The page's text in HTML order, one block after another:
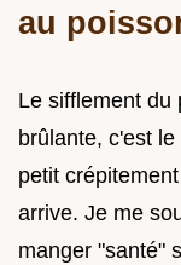
au
Le sifflement du
brûlante, c'est
petit
arrive. Je me
manger "santé"